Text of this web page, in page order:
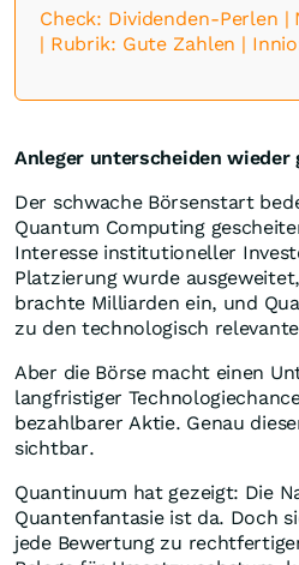
Check: Dividenden-Perlen
| Rubrik: Gute Zahlen |
Anleger unterscheiden wieder
Der schwache Börsenstart
Quantum Computing
Interesse institutioneller
Platzierung wurde
brachte Milliarden ein, und
zu den technologisch
Aber die Börse macht einen
langfristiger
bezahlbarer Aktie. Genau
sichtbar.
Quantinuum hat gezeigt: Die
Quantenfantasie ist da. Doch
jede Bewertung zu